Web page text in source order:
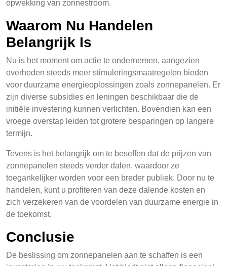
opwekking van zonnestroom.
Waarom Nu Handelen
Belangrijk Is
Nu is het moment om actie te ondernemen, aangezien
overheden steeds meer stimuleringsmaatregelen bieden
voor duurzame energieoplossingen zoals zonnepanelen. Er
zijn diverse subsidies en leningen beschikbaar die de
initiële investering kunnen verlichten. Bovendien kan een
vroege overstap leiden tot grotere besparingen op langere
termijn.
Tevens is het belangrijk om te beseffen dat de prijzen van
zonnepanelen steeds verder dalen, waardoor ze
toegankelijker worden voor een breder publiek. Door nu te
handelen, kunt u profiteren van deze dalende kosten en
zich verzekeren van de voordelen van duurzame energie in
de toekomst.
Conclusie
De beslissing om zonnepanelen aan te schaffen is een